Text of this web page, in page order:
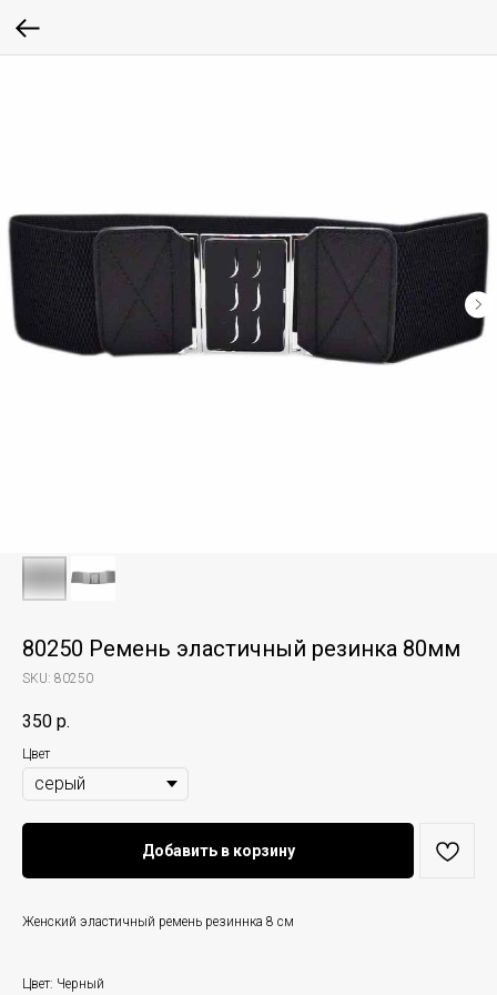
80250 Ремень эластичный резинка 80мм
SKU: 80250
350 р.
Цвет
Добавить в корзину
Женский эластичный ремень резиннка 8 см
Цвет: Черный